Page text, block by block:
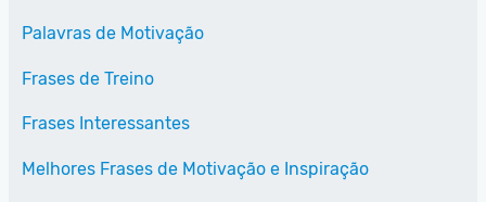
Palavras de Motivação
Frases de Treino
Frases Interessantes
Melhores Frases de Motivação e Inspiração